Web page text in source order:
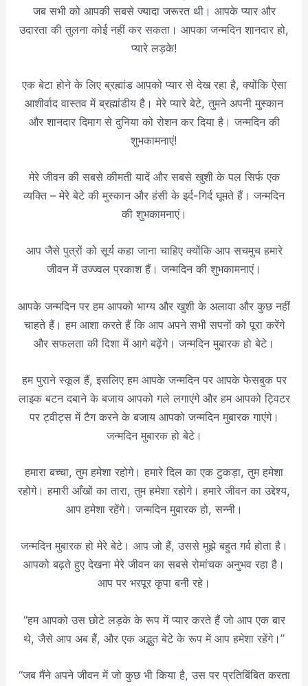
जब सभी को आपकी सबसे ज्यादा जरूरत थी। आपके प्यार और
उदारता की तुलना कोई नहीं कर सकता। आपका जन्मदिन शानदार हो,
प्यारे लड़के!
एक बेटा होने के लिए ब्रह्मांड आपको प्यार से देख रहा है, क्योंकि ऐसा
आशीर्वाद वास्तव में ब्रह्मांडीय है। मेरे प्यारे बेटे, तुमने अपनी मुस्कान
और शानदार दिमाग से दुनिया को रोशन कर दिया है। जन्मदिन की
शुभकामनाएं!
मेरे जीवन की सबसे कीमती यादें और सबसे खुशी के पल सिर्फ एक
व्यक्ति – मेरे बेटे की मुस्कान और हंसी के इर्द-गिर्द घूमते हैं। जन्मदिन
की शुभकामनाएं।
आप जैसे पुत्रों को सूर्य कहा जाना चाहिए क्योंकि आप सचमुच हमारे
जीवन में उज्ज्वल प्रकाश हैं। जन्मदिन की शुभकामनाएं।
आपके जन्मदिन पर हम आपको भाग्य और खुशी के अलावा और कुछ नहीं
चाहते हैं। हम आशा करते हैं कि आप अपने सभी सपनों को पूरा करेंगे
और सफलता की दिशा में आगे बढ़ेंगे। जन्मदिन मुबारक हो बेटे।
हम पुराने स्कूल हैं, इसलिए हम आपके जन्मदिन पर आपके फेसबुक पर
लाइक बटन दबाने के बजाय आपको गले लगाएंगे और हम आपको ट्विटर
पर ट्वीट्स में टैग करने के बजाय आपको जन्मदिन मुबारक गाएंगे।
जन्मदिन मुबारक हो बेटे।
हमारा बच्चा, तुम हमेशा रहोगे। हमारे दिल का एक टुकड़ा, तुम हमेशा
रहोगे। हमारी आँखों का तारा, तुम हमेशा रहोगे। हमारे जीवन का उद्देश्य,
आप हमेशा रहेंगे। जन्मदिन मुबारक हो, सन्नी।
जन्मदिन मुबारक हो मेरे बेटे। आप जो हैं, उससे मुझे बहुत गर्व होता है।
आपको बढ़ते हुए देखना मेरे जीवन का सबसे रोमांचक अनुभव रहा है।
आप पर भरपूर कृपा बनी रहे।
“हम आपको उस छोटे लड़के के रूप में प्यार करते हैं जो आप एक बार
थे, जैसे आप अब हैं, और एक अद्भुत बेटे के रूप में आप हमेशा रहेंगे।”
“जब मैंने अपने जीवन में जो कुछ भी किया है, उस पर प्रतिबिंबित करता